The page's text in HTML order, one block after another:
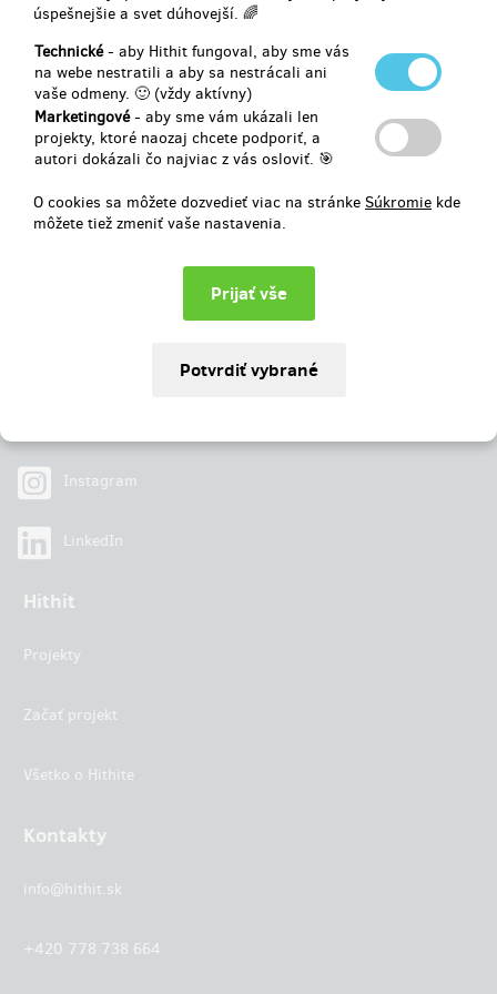
úspešnejšie a svet dúhovejší. 🌈
Technické- aby Hithit fungoval, aby sme vás
na webe nestratili a aby sa nestrácali ani
vaše odmeny. 🙂 (vždy aktívny)
Marketingové- aby sme vám ukázali len
projekty, ktoré naozaj chcete podporiť, a
autori dokázali čo najviac z vás osloviť. 🎯
O cookies sa môžete dozvedieť viac na stránke Súkromie kde
môžete tiež zmeniť vaše nastavenia.
Vybrané
8 €z824 €
1%
Instagram
LinkedIn
Hithit
Projekty
Začať projekt
Všetko o Hithite
Kontakty
info@hithit.sk
+420 778 738 664